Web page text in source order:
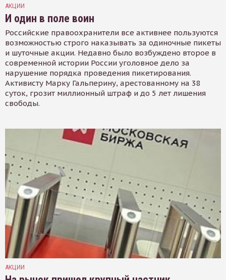
АКЦИИ
И один в поле воин
Российские правоохранители все активнее пользуются
возможностью строго наказывать за одиночные пикеты
и шуточные акции. Недавно было возбуждено второе в
современной истории России уголовное дело за
нарушение порядка проведения пикетирования.
Активисту Марку Гальперину, арестованному на 38
суток, грозит миллионный штраф и до 5 лет лишения
свободы.
АКЦИИ